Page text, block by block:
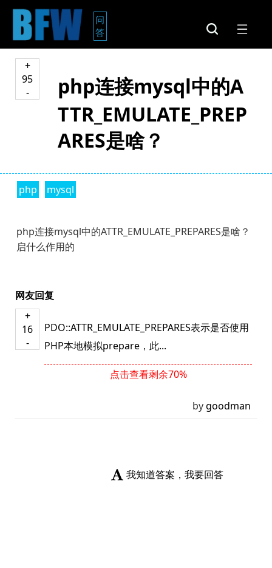
问
答
+
95
-
php连接mysql中的A
TTR_EMULATE_PREP
ARES是啥？
php mysql
php连接mysql中的ATTR_EMULATE_PREPARES是啥？
启什么作用的
网友回复
+
16
-
PDO::ATTR_EMULATE_PREPARES表示是否使用
PHP本地模拟prepare，此...
点击查看剩余70%
bygoodman
我知道答案，我要回答